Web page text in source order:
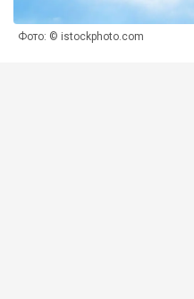
Фото: © istockphoto.com